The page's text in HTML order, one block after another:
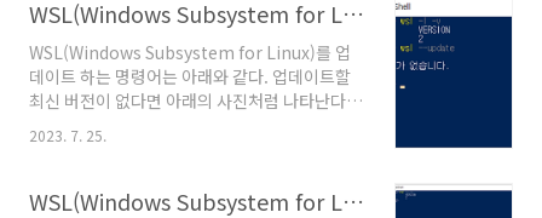
wmi..
로스프트, 2023년 6월 21일. @원문보기
WSL(Windows Subsystem for Linux) 업데이트 명령어
WSL(Windows Subsystem for Linux)를 업
데이트 하는 명령어는 아래와 같다. 업데이트할
최신 버전이 없다면 아래의 사진처럼 나타난다.
wsl 명령, 마이크로소프트, 2023년 6월 21일.
2023. 7. 25.
WSL(Windows Subsystem for Linux) 버전 확인 명령어